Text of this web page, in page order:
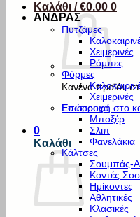
Καλάθι /€0.00 0
Κανένα προϊόν
Επιστροφή στο
0
Καλάθι
ΑΝΔΡΑΣ
Πυτζάμες
Χειμερινές
Ρόμπες
Φόρμες
Χειμερινές
Εσώρουχα
Μποξέρ
Σλιπ
Φανελάκια
Κάλτσες
Σουμπάς-
Κοντές
Ημίκοντες
Αθλητικές
Κλασικές